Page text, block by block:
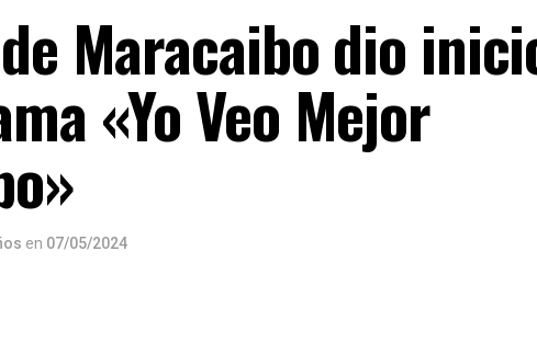
Maracaibo dio
«Yo Veo Mejor
en 07/05/2024